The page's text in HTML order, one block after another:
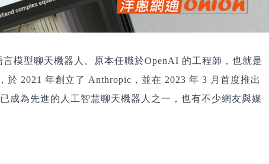
模型聊天機器人。原本任職於OpenAI 的工程師，也就是
於 2021 年創立了 Anthropic，並在 2023 年 3 月首度推出
成為先進的人工智慧聊天機器人之一，也有不少網友與媒